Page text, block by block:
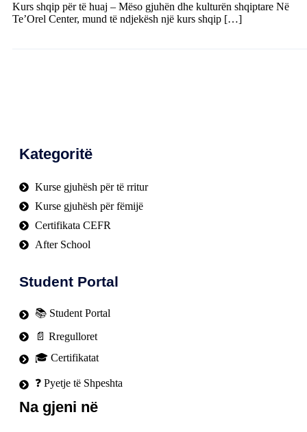
Kurs shqip për të huaj – Mëso gjuhën dhe kulturën shqiptare Në
Te’Orel Center, mund të ndjekësh një kurs shqip […]
Kategoritë
Kurse gjuhësh për të rritur
Kurse gjuhësh për fëmijë
Certifikata CEFR
After School
Student Portal
📚 Student Portal
📄 Rregulloret
🎓 Certifikatat
❓ Pyetje të Shpeshta
Na gjeni në